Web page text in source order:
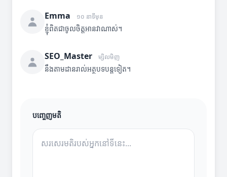
Emma ១០ នាទីមុន
ខ្ញុំពិតជាចូលចិត្តអានវាណាស់។
SEO_Master ម្សិលមិញ
នឹងតាមដានរាល់អត្ថបទបន្តទៀត។
បញ្ចេញមតិ